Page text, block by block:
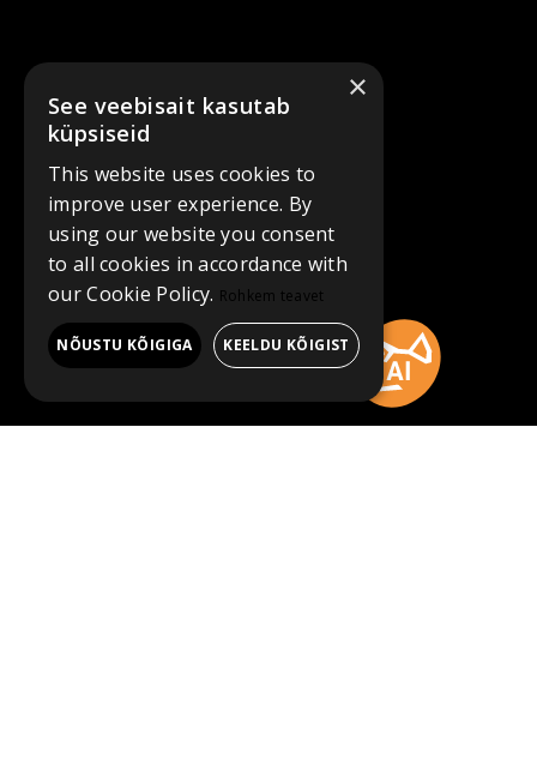
×
See veebisait kasutab
küpsiseid
This website uses cookies to
improve user experience. By
using our website you consent
to all cookies in accordance with
our Cookie Policy. Rohkem teavet
NÕUSTU KÕIGIGA KEELDU KÕIGIST